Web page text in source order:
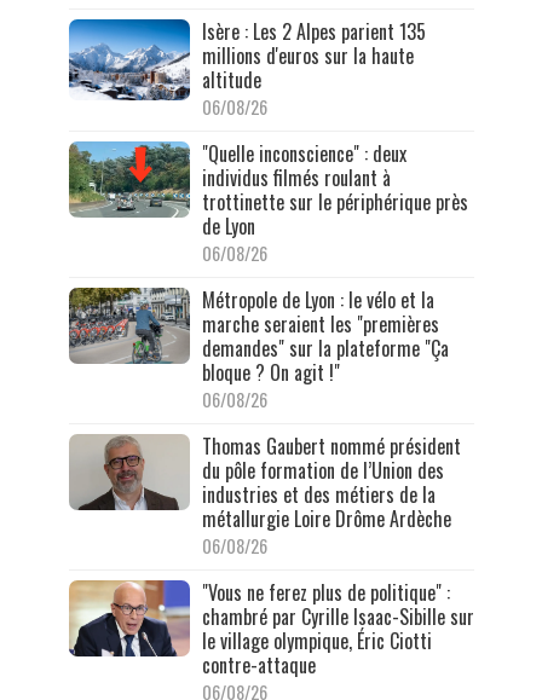
Isère : Les 2 Alpes parient 135
millions d'euros sur la haute
altitude
06/08/26
"Quelle inconscience" : deux
individus filmés roulant à
trottinette sur le périphérique près
de Lyon
06/08/26
Métropole de Lyon : le vélo et la
marche seraient les "premières
demandes" sur la plateforme "Ça
bloque ? On agit !"
06/08/26
Thomas Gaubert nommé président
du pôle formation de l’Union des
industries et des métiers de la
métallurgie Loire Drôme Ardèche
06/08/26
"Vous ne ferez plus de politique" :
chambré par Cyrille Isaac-Sibille sur
le village olympique, Éric Ciotti
contre-attaque
06/08/26